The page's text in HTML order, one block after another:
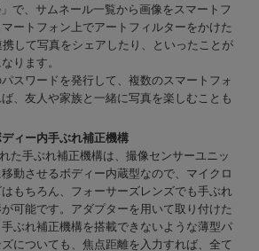
で、サムネール一覧から画像をスマートフ
ートフォン上でアートフィルターをかけた
携して写真をシェアしたり、といったことが
ります。
スワードを発行して、複数のスマートフォ
、友人や家族と一緒に写真を楽しむことも
ィー内手ぶれ補正機構
た手ぶれ補正機構は、撮像センサーユニッ
移動させるボディー内蔵型なので、マイクロ
もちろん、フォーサーズレンズでも手ぶれ
可能です。アダプターを用いて取り付けた
ぶれ補正機構を搭載できないような薄型パ
についても、焦点距離を入力すれば、全て